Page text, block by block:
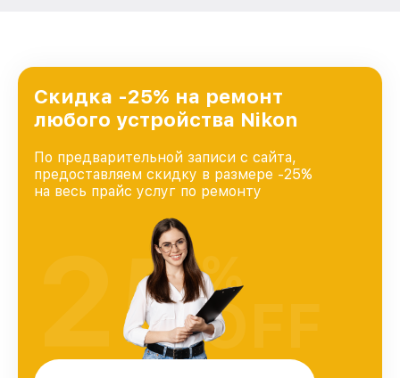
Скидка -25% на ремонт
любого устройства Nikon
По предварительной записи с сайта,
предоставляем скидку в размере -25%
на весь прайс услуг по ремонту
25%
OFF